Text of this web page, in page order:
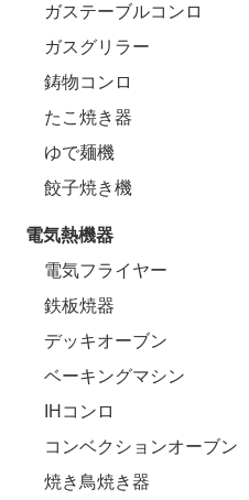
ガステーブルコンロ
ガスグリラー
鋳物コンロ
たこ焼き器
ゆで麺機
餃子焼き機
電気熱機器
電気フライヤー
鉄板焼器
デッキオーブン
ベーキングマシン
IHコンロ
コンベクションオーブン
焼き鳥焼き器